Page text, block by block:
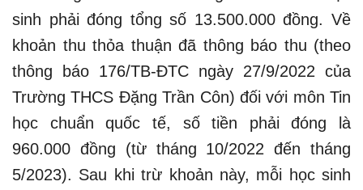
sinh phải đóng tổng số 13.500.000 đồng. Về
khoản thu thỏa thuận đã thông báo thu (theo
thông báo 176/TB-ĐTC ngày 27/9/2022 của
Trường THCS Đặng Trần Côn) đối với môn Tin
học chuẩn quốc tế, số tiền phải đóng là
960.000 đồng (từ tháng 10/2022 đến tháng
5/2023). Sau khi trừ khoản này, mỗi học sinh